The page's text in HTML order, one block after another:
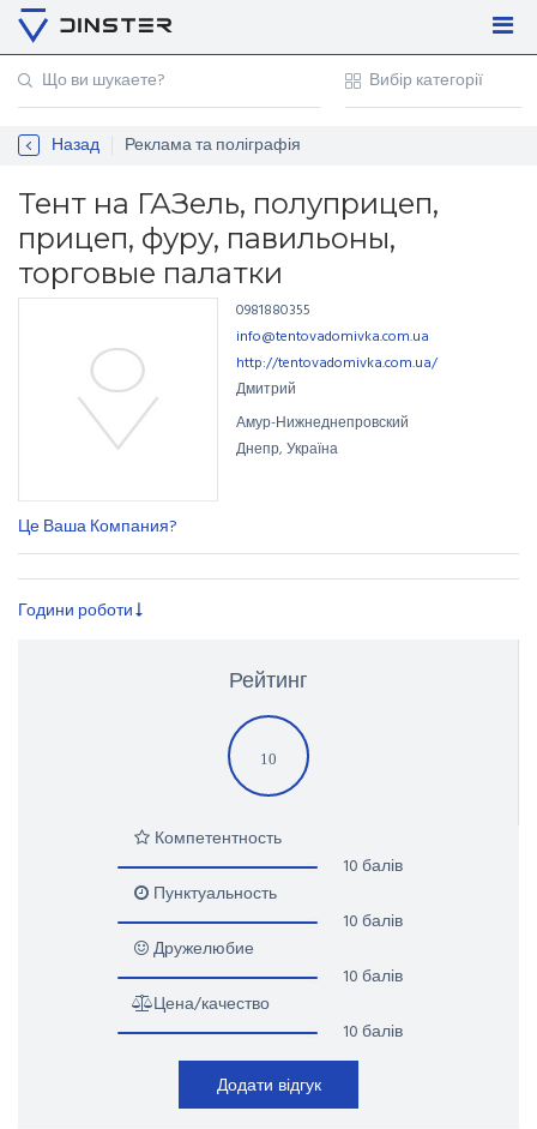
Регістрація
Контакти
Для підприємців
Назад Реклама та поліграфія
Тент на ГАЗель, полуприцеп,
прицеп, фуру, павильоны,
торговые палатки
Це Ваша Компания?
0981880355
info@tentovadomivka.com.ua
http://tentovadomivka.com.ua/
Дмитрий
Амур-Нижнеднепровский
Днепр, Україна
Години роботи
Рейтинг
10
Компетентность
10 балів
Пунктуальность
10 балів
Дружелюбие
10 балів
Цена/качество
10 балів
Додати відгук